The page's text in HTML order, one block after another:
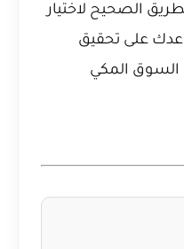
الصحيح لاختيار
على تحقيق
السوق المكي